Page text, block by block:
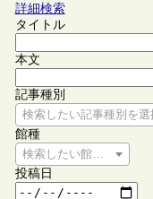
詳細検索
タイトル
本文
記事種別
検索したい記事種別を
館種
検索したい館種を選択し
投稿日